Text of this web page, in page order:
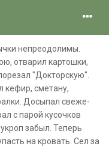
непреодолимы.
отварил картошки,
"Докторскую".
кефир, сметану,
Досыпал свеже-
с парой кусочков
забыл. Теперь
на кровать. Сел за